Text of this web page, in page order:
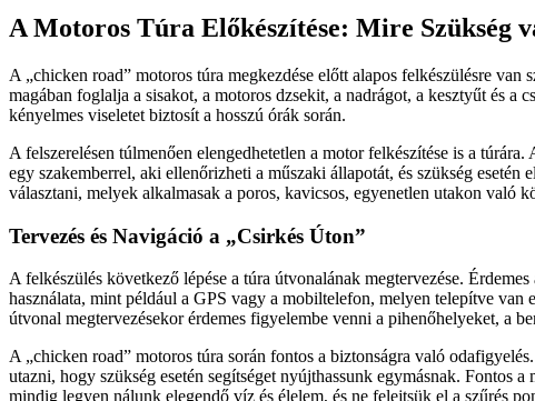
A Motoros Túra Előkészítése: Mire Szükség
A „chicken road” motoros túra megkezdése előtt alapos felkészülésre
magában foglalja a sisakot, a motoros dzsekit, a nadrágot, a kesztyűt és a
kényelmes viseletet biztosít a hosszú órák során.
A felszerelésen túlmenően elengedhetetlen a motor felkészítése is a
egy szakemberrel, aki ellenőrizheti a műszaki állapotát, és szükség
választani, melyek alkalmasak a poros, kavicsos, egyenetlen utakon való
Tervezés és Navigáció a „Csirkés Úton”
A felkészülés következő lépése a túra útvonalának megtervezése.
használata, mint például a GPS vagy a mobiltelefon, melyen telepítve
útvonal megtervezésekor érdemes figyelembe venni a pihenőhelyeket, a
A „chicken road” motoros túra során fontos a biztonságra való
utazni, hogy szükség esetén segítséget nyújthassunk egymásnak. Fontos
mindig legyen nálunk elegendő víz és élelem, és ne felejtsük el a szűrés